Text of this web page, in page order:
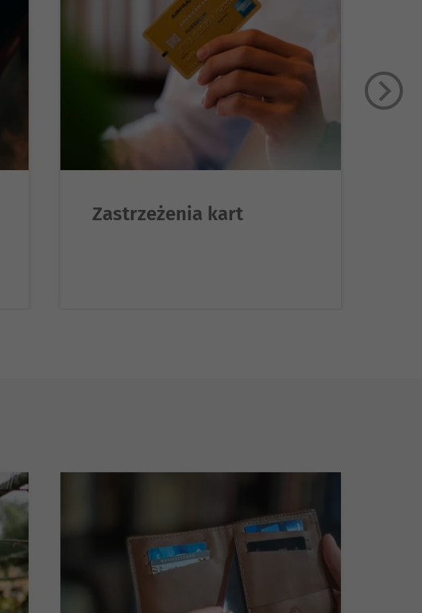
Zastrzeżenia kart